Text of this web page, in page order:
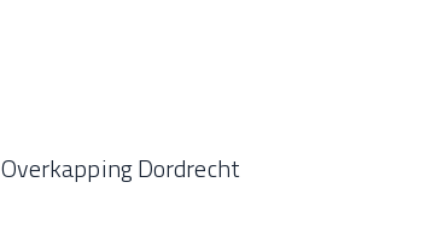
Overkapping Dordrecht